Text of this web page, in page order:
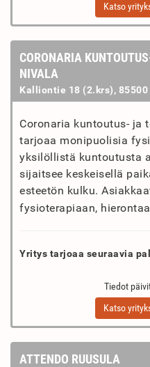
Katso
CORONARIA
NIVALA
Kalliontie 18 (2.krs), 85500
Coronaria kuntoutus- ja
tarjoaa monipuolisia
yksilöllistä kuntoutusta
sijaitsee keskeisellä
esteetön kulku.
fysioterapiaan,
Yritys tarjoaa seuraavia
Tiedot
Katso
ATTENDO RUUSULA